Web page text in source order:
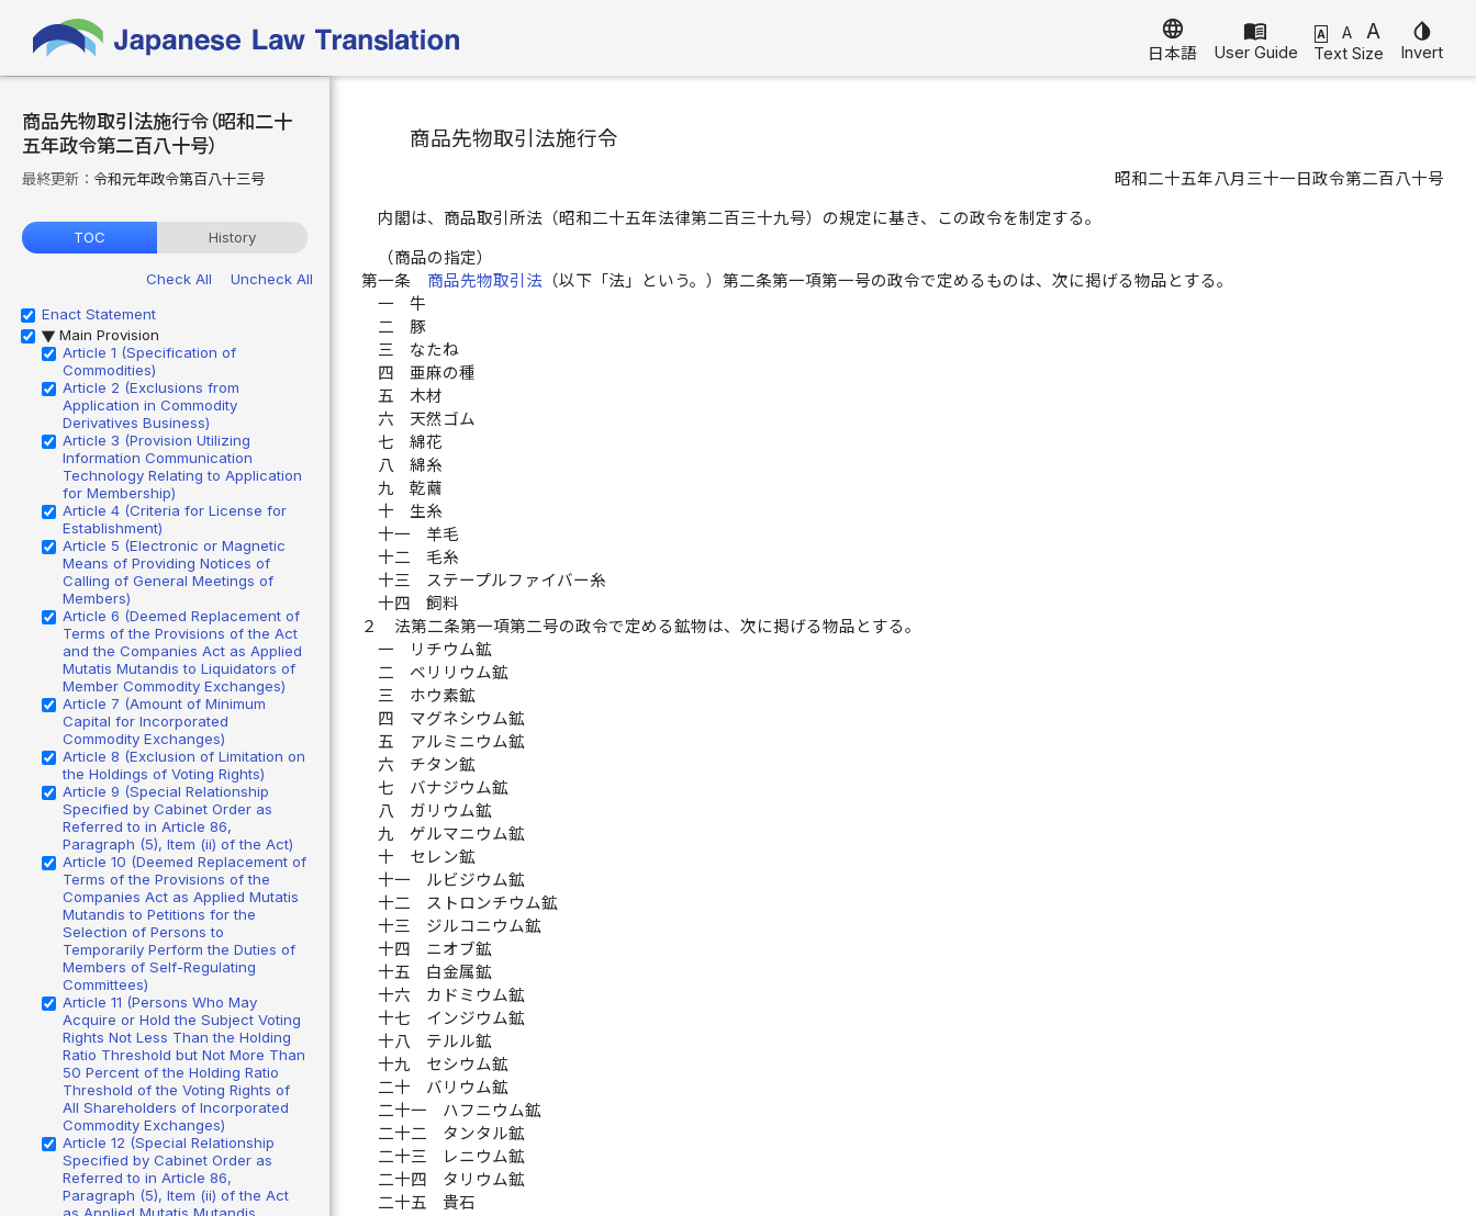
language
日本語
menu_book
User Guide
A A A
Text Size
invert_colors
Invert
商品先物取引法施行令（昭和二十
五年政令第二百八十号）
最終更新： 令和元年政令第百八十三号
TOC History
Check All
Uncheck All
Enact Statement
▶ Main Provision
Article 1 (Specification of
Commodities)
Article 2 (Exclusions from
Application in Commodity
Derivatives Business)
Article 3 (Provision Utilizing
Information Communication
Technology Relating to Application
for Membership)
Article 4 (Criteria for License for
Establishment)
Article 5 (Electronic or Magnetic
Means of Providing Notices of
Calling of General Meetings of
Members)
Article 6 (Deemed Replacement of
Terms of the Provisions of the Act
and the Companies Act as Applied
Mutatis Mutandis to Liquidators of
Member Commodity Exchanges)
Article 7 (Amount of Minimum
Capital for Incorporated
Commodity Exchanges)
Article 8 (Exclusion of Limitation on
the Holdings of Voting Rights)
Article 9 (Special Relationship
Specified by Cabinet Order as
Referred to in Article 86,
Paragraph (5), Item (ii) of the Act)
Article 10 (Deemed Replacement of
Terms of the Provisions of the
Companies Act as Applied Mutatis
Mutandis to Petitions for the
Selection of Persons to
Temporarily Perform the Duties of
Members of Self-Regulating
Committees)
Article 11 (Persons Who May
Acquire or Hold the Subject Voting
Rights Not Less Than the Holding
Ratio Threshold but Not More Than
50 Percent of the Holding Ratio
Threshold of the Voting Rights of
All Shareholders of Incorporated
Commodity Exchanges)
Article 12 (Special Relationship
Specified by Cabinet Order as
Referred to in Article 86,
Paragraph (5), Item (ii) of the Act
商品先物取引法施行令
昭和二十五年八月三十一日政令第二百八十号
内閣は、商品取引所法（昭和二十五年法律第二百三十九号）の規定に基き、この政令を制定する。
（商品の指定）
第一条
商品先物取引法（以下「法」という。）第二条第一項第一号の政令で定めるものは、次に掲げる物品とする。
一
牛
二
豚
三
なたね
四
亜麻の種
五
木材
六
天然ゴム
七
綿花
八
綿糸
九
乾繭
十
生糸
十一
羊毛
十二
毛糸
十三
ステープルファイバー糸
十四
飼料
２
法第二条第一項第二号の政令で定める鉱物は、次に掲げる物品とする。
一
リチウム鉱
二
ベリリウム鉱
三
ホウ素鉱
四
マグネシウム鉱
五
アルミニウム鉱
六
チタン鉱
七
バナジウム鉱
八
ガリウム鉱
九
ゲルマニウム鉱
十
セレン鉱
十一
ルビジウム鉱
十二
ストロンチウム鉱
十三
ジルコニウム鉱
十四
ニオブ鉱
十五
白金属鉱
十六
カドミウム鉱
十七
インジウム鉱
十八
テルル鉱
十九
セシウム鉱
二十
バリウム鉱
二十一
ハフニウム鉱
二十二
タンタル鉱
二十三
レニウム鉱
二十四
タリウム鉱
二十五
貴石